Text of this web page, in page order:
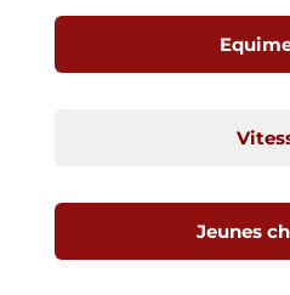
Jeunes